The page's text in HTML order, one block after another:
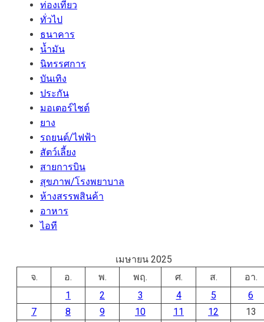
ท่องเที่ยว
ทั่วไป
ธนาคาร
น้ำมัน
นิทรรศการ
บันเทิง
ประกัน
มอเตอร์ไชต์
ยาง
รถยนต์/ไฟฟ้า
สัตว์เลี้ยง
สายการบิน
สุขภาพ/โรงพยาบาล
ห้างสรรพสินค้า
อาหาร
ไอที
เมษายน 2025
จ.
อ. พ. พฤ. ศ. ส.
อา.
1
2 3 4 5
6
7
8 9 10 11 12
13